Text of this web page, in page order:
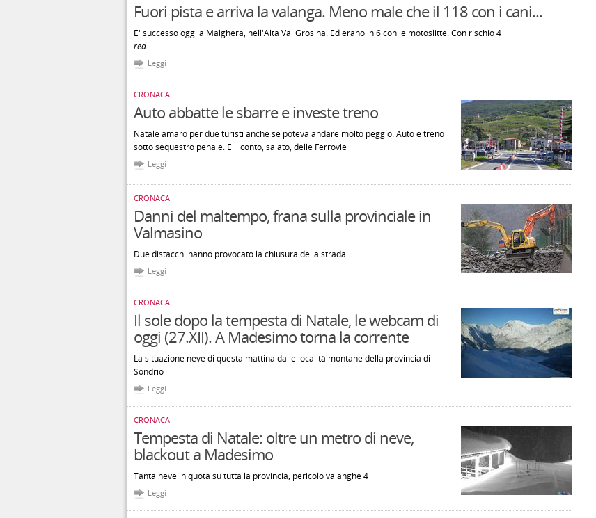
Fuori pista e arriva la valanga. Meno male che il 118 con i cani...
E' successo oggi a Malghera, nell'Alta Val Grosina. Ed erano in 6 con le motoslitte. Con rischio 4
red
Leggi
CRONACA
Auto abbatte le sbarre e investe treno
Natale amaro per due turisti anche se poteva andare molto peggio. Auto e treno
sotto sequestro penale. E il conto, salato, delle Ferrovie
Leggi
CRONACA
Danni del maltempo, frana sulla provinciale in
Valmasino
Due distacchi hanno provocato la chiusura della strada
Leggi
CRONACA
Il sole dopo la tempesta di Natale, le webcam di
oggi (27.XII). A Madesimo torna la corrente
La situazione neve di questa mattina dalle località montane della provincia di
Sondrio
Leggi
CRONACA
Tempesta di Natale: oltre un metro di neve,
blackout a Madesimo
Tanta neve in quota su tutta la provincia, pericolo valanghe 4
Leggi